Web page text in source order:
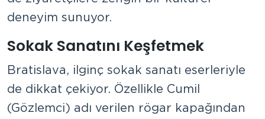
deneyim sunuyor.
Sokak Sanatını Keşfetmek
Bratislava, ilginç sokak sanatı eserleriyle
de dikkat çekiyor. Özellikle Cumil
(Gözlemci) adı verilen rögar kapağından